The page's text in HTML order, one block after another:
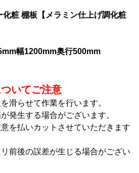
化粧 棚板【メラミン仕上げ調化粧
幅1200mm奥行500mm
いてご注意
滑らせて作業を行います。
発生する場合がございます。
を払いカットさせていただきます
前後の誤差が生じる場合がござい